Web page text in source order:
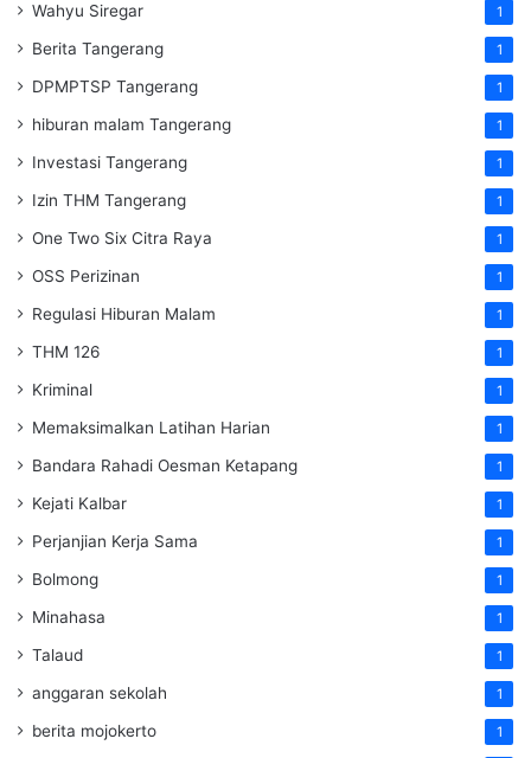
Wahyu Siregar 1
Berita Tangerang 1
DPMPTSP Tangerang 1
hiburan malam Tangerang 1
Investasi Tangerang 1
Izin THM Tangerang 1
One Two Six Citra Raya 1
OSS Perizinan 1
Regulasi Hiburan Malam 1
THM 126 1
Kriminal 1
Memaksimalkan Latihan Harian 1
Bandara Rahadi Oesman Ketapang 1
Kejati Kalbar 1
Perjanjian Kerja Sama 1
Bolmong 1
Minahasa 1
Talaud 1
anggaran sekolah 1
berita mojokerto 1